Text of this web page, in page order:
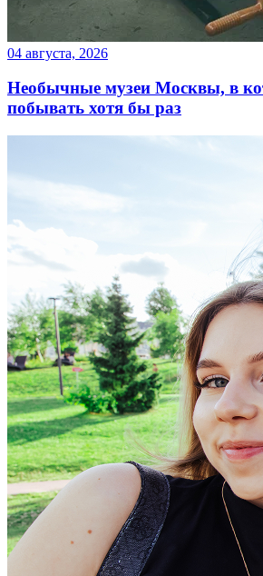
04 августа, 2026
Необычные музеи Москвы, в
побывать хотя бы раз